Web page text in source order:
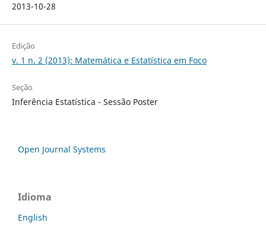
2013-10-28
Edição
v. 1 n. 2 (2013): Matemática e Estatística em Foco
Seção
Inferência Estatística - Sessão Poster
Open Journal Systems
Idioma
English